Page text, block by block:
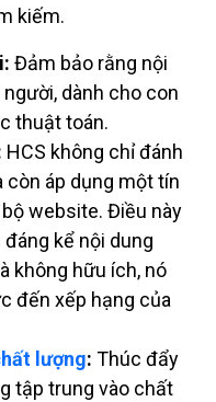
kiếm.
Đảm bảo rằng nội
dành cho con
thuật toán.
HCS không chỉ đánh
còn áp dụng một tín
bộ website. Điều này
kể nội dung
không hữu ích, nó
đến xếp hạng của
lượng: Thúc đẩy
tập trung vào chất